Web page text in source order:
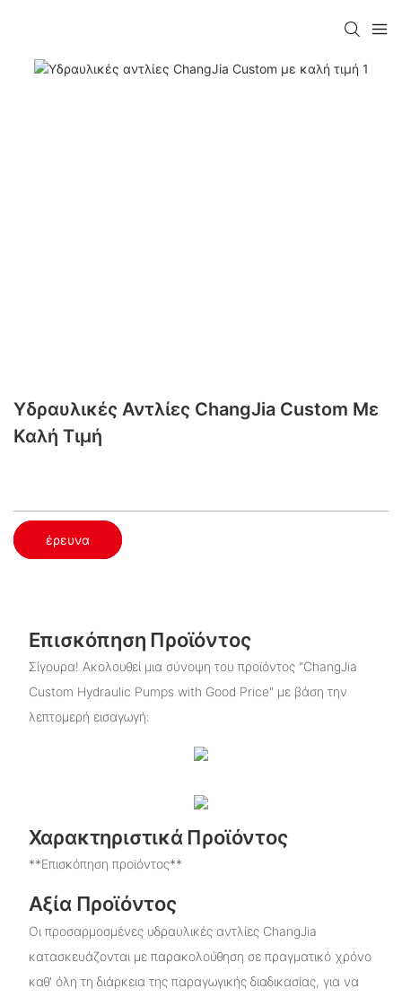
Υδραυλικές Αντλίες ChangJia Custom Με
Καλή Τιμή
έρευνα
Επισκόπηση Προϊόντος
Σίγουρα! Ακολουθεί μια σύνοψη του προϊόντος "ChangJia
Custom Hydraulic Pumps with Good Price" με βάση την
λεπτομερή εισαγωγή:
Χαρακτηριστικά Προϊόντος
**Επισκόπηση προϊόντος**
Αξία Προϊόντος
Οι προσαρμοσμένες υδραυλικές αντλίες ChangJia
κατασκευάζονται με παρακολούθηση σε πραγματικό χρόνο
καθ' όλη τη διάρκεια της παραγωγικής διαδικασίας, για να